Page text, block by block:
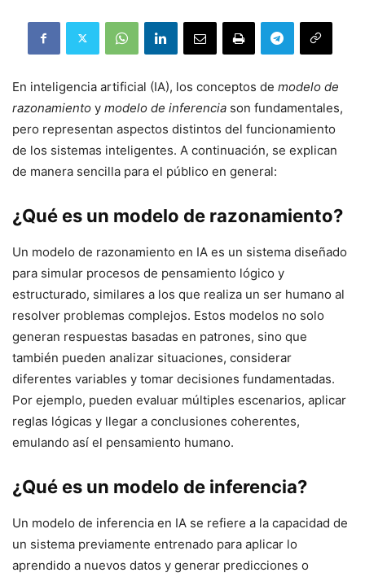
En inteligencia artificial (IA), los conceptos de modelo de
razonamiento y modelo de inferencia son fundamentales,
pero representan aspectos distintos del funcionamiento
de los sistemas inteligentes. A continuación, se explican
de manera sencilla para el público en general:
¿Qué es un modelo de razonamiento?
Un modelo de razonamiento en IA es un sistema diseñado
para simular procesos de pensamiento lógico y
estructurado, similares a los que realiza un ser humano al
resolver problemas complejos. Estos modelos no solo
generan respuestas basadas en patrones, sino que
también pueden analizar situaciones, considerar
diferentes variables y tomar decisiones fundamentadas.
Por ejemplo, pueden evaluar múltiples escenarios, aplicar
reglas lógicas y llegar a conclusiones coherentes,
emulando así el pensamiento humano.
¿Qué es un modelo de inferencia?
Un modelo de inferencia en IA se refiere a la capacidad de
un sistema previamente entrenado para aplicar lo
aprendido a nuevos datos y generar predicciones o